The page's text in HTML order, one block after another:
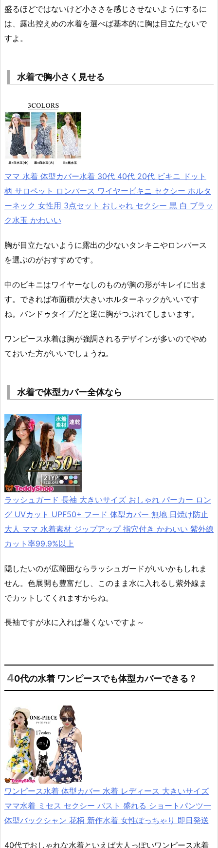
盛るほどではないけど小ささを感じさせないようにするに
は、露出控えめの水着を選べば基本的に胸は目立たないで
すよ。
水着で胸小さく見せる
ママ 水着 体型カバー水着 30代 40代 20代 ビキニ ドット
柄 サロペット ロンパース ワイヤービキニ セクシー ホルタ
ーネック 女性用 3点セット おしゃれ セクシー 黒 白 ブラッ
ク水玉 かわいい
胸が目立たないように露出の少ないタンキニやロンパース
を選ぶのがおすすめです。
中のビキニはワイヤーなしのものが胸の形がキレイに出ま
す。できれば布面積が大きいホルターネックがいいです
ね。バンドゥタイプだと逆に胸がつぶれてしまいます。
ワンピース水着は胸が強調されるデザインが多いのでやめ
ておいた方がいいでしょうね。
水着で体型カバー全体なら
ラッシュガード 長袖 大きいサイズ おしゃれ パーカー ロン
グ UVカット UPF50+ フード 体型カバー 無地 日焼け防止
大人 ママ 水着素材 ジップアップ 指穴付き かわいい 紫外線
カット率99.9%以上
隠したいのが広範囲ならラッシュガードがいいかもしれま
せん。色展開も豊富だし、このまま水に入れるし紫外線ま
でカットしてくれますからね。
長袖ですが水に入れば暑くないですよ～
40代の水着 ワンピースでも体型カバーできる？
ワンピース水着 体型カバー 水着 レディース 大きいサイズ
ママ水着 ミセス セクシー バスト 盛れる ショートパンツ一
体型バックシャン 花柄 新作水着 女性ぽっちゃり 即日発送
40代でおしゃれな水着といえば大人っぽいワンピース水着